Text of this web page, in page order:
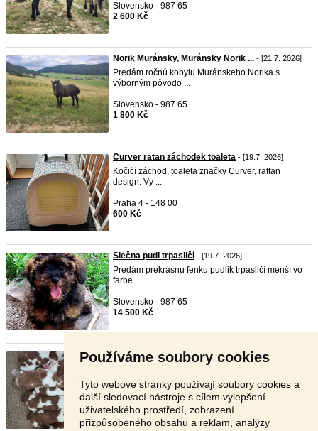
Používáme soubory cookies
Tyto webové stránky používají soubory cookies a
další sledovací nástroje s cílem vylepšení
uživatelského prostředí, zobrazení
přizpůsobeného obsahu a reklam, analýzy
Slovensko - 987 65
2 600 Kč
Norik Muránsky, Muránsky Norik ... - [21.7. 2026]
Predám ročnú kobylu Muránskeho Norika s
výborným pôvodo ...
Slovensko - 987 65
1 800 Kč
Curver ratan záchodek toaleta - [19.7. 2026]
Kočičí záchod, toaleta značky Curver, rattan
design. Vy ...
Praha 4 - 148 00
600 Kč
Slečna pudl trpasličí - [19.7. 2026]
Predám prekrásnu fenku pudlik trpasličí menší vo
farbe ...
Slovensko - 987 65
14 500 Kč
welsh- [2.7. 2026]
poľovne vedený ...
Slovensko - 987 65
Dohodou